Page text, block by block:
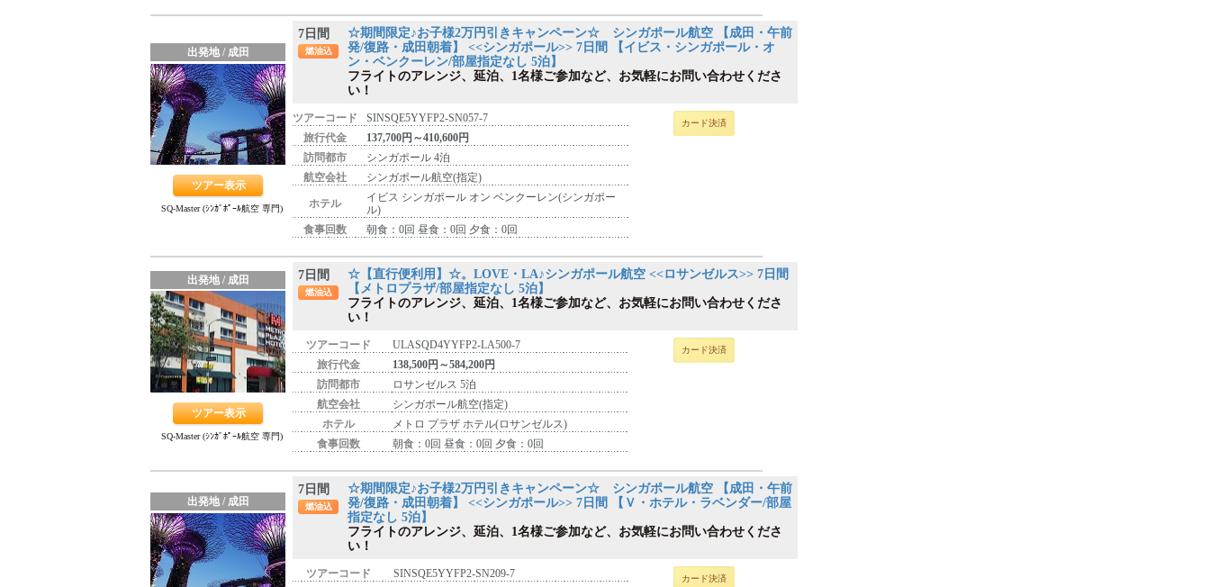
出発地 / 成田
ツアー表示
SQ-Master (ｼﾝｶﾞﾎﾟｰﾙ航空 専門)
7日間
燃油込
☆期間限定♪お子様2万円引きキャンペーン☆ シンガポール航空 【成田・午前
発/復路・成田朝着】 <<シンガポール>> 7日間 【イビス・シンガポール・オ
ン・ベンクーレン/部屋指定なし 5泊】
フライトのアレンジ、延泊、1名様ご参加など、お気軽にお問い合わせくださ
い！
ツアーコード
SINSQE5YYFP2-SN057-7
旅行代金
137,700円～410,600円
訪問都市
シンガポール 4泊
航空会社
シンガポール航空(指定)
ホテル
イビス シンガポール オン ベンクーレン(シンガポー
ル)
食事回数
朝食：0回 昼食：0回 夕食：0回
カード決済
出発地 / 成田
ツアー表示
SQ-Master (ｼﾝｶﾞﾎﾟｰﾙ航空 専門)
7日間
燃油込
☆【直行便利用】☆。LOVE・LA♪シンガポール航空 <<ロサンゼルス>> 7日間
【メトロプラザ/部屋指定なし 5泊】
フライトのアレンジ、延泊、1名様ご参加など、お気軽にお問い合わせくださ
い！
ツアーコード
ULASQD4YYFP2-LA500-7
旅行代金
138,500円～584,200円
訪問都市
ロサンゼルス 5泊
航空会社
シンガポール航空(指定)
ホテル
メトロ プラザ ホテル(ロサンゼルス)
食事回数
朝食：0回 昼食：0回 夕食：0回
カード決済
出発地 / 成田
7日間
燃油込
☆期間限定♪お子様2万円引きキャンペーン☆ シンガポール航空 【成田・午前
発/復路・成田朝着】 <<シンガポール>> 7日間 【Ｖ・ホテル・ラベンダー/部屋
指定なし 5泊】
フライトのアレンジ、延泊、1名様ご参加など、お気軽にお問い合わせくださ
い！
ツアーコード
SINSQE5YYFP2-SN209-7
カード決済